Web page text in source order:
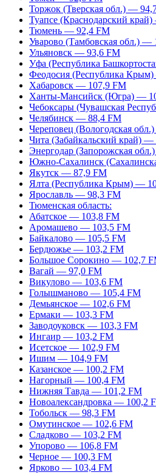
Торжок (Тверская обл.) —
Туапсе (Краснодарский
Тюмень — 92,4 FM
Уварово (Тамбовская обл.) —
Ульяновск — 93,6 FM
Уфа (Республика
Феодосия (Республика
Хабаровск — 107,9 FM
Ханты-Мансийск (Югра) —
Чебоксары (Чувашская
Челябинск — 88,4 FM
Череповец (Вологодская
Чита (Забайкальский край) —
Энергодар (Запорожская
Южно-Сахалинск
Якутск — 87,9 FM
Ялта (Республика Крым) —
Ярославль — 98,3 FM
Тюменская область:
Абатское — 103,8 FM
Аромашево — 103,5 FM
Байкалово — 105,5 FM
Бердюжье — 103,2 FM
Большое Сорокино — 102,7
Вагай — 97,0 FM
Викулово — 103,6 FM
Голышманово — 105,4 FM
Демьянское — 102,6 FM
Ермаки — 103,3 FM
Заводоуковск — 103,3 FM
Ингаир — 103,2 FM
Исетское — 102,9 FM
Ишим — 104,9 FM
Казанское — 100,2 FM
Нагорный — 100,4 FM
Нижняя Тавда — 101,2 FM
Новоалександровка — 100,2
Тобольск — 98,3 FM
Омутинское — 102,6 FM
Сладково — 103,2 FM
Упорово — 106,8 FM
Черное — 100,3 FM
Ярково — 103,4 FM